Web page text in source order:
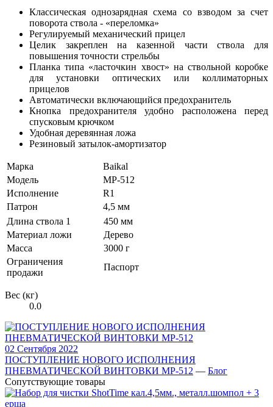
Классическая однозарядная схема со взводом за счет
поворота ствола - «переломка»
Регулируемый механический прицел
Целик закреплен на казенной части ствола для
повышения точности стрельбы
Планка типа «ласточкин хвост» на ствольной коробке
для установки оптических или коллиматорных
прицелов
Автоматически включающийся предохранитель
Кнопка предохранителя удобно расположена перед
спусковым крючком
Удобная деревянная ложа
Резиновый затылок-амортизатор
Марка
Baikal
Модель
МР-512
Исполнение
R1
Патрон
4,5 мм
Длина ствола 1
450 мм
Материал ложи
Дерево
Масса
3000 г
Ограничения
продажи
Паспорт
Вес (кг)
0.0
02 Сентября 2022
ПОСТУПЛЕНИЕ НОВОГО ИСПОЛНЕНИЯ
ПНЕВМАТИЧЕСКОЙ ВИНТОВКИ МР-512 — Блог
Сопутствующие товары